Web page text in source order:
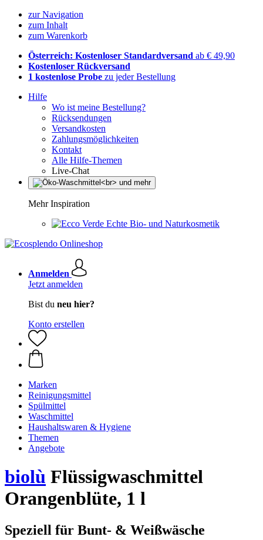
zur Navigation
zum Inhalt
zum Warenkorb
Österreich: Kostenloser Standardversand ab € 49,90
Kostenloser Rückversand
1 kostenlose Probe zu jeder Bestellung
Hilfe
Wo ist meine Bestellung?
Rücksendungen
Versandkosten
Zahlungsmöglichkeiten
Kontakt
Alle Hilfe-Themen
Live-Chat
Mehr Inspiration
Echte Bio- und Naturkosmetik
Anmelden
Jetzt anmelden
Bist du neu hier?
Konto erstellen
Marken
Reinigungsmittel
Spülmittel
Waschmittel
Haushaltswaren & Hygiene
Themen
Angebote
biolù Flüssigwaschmittel
Orangenblüte, 1 l
Speziell für Bunt- & Weißwäsche